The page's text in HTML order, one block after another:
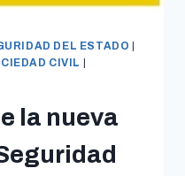
DEL ESTADO
CIVIL
la nueva